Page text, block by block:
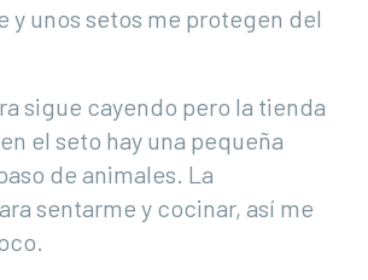
y unos setos me protegen del
sigue cayendo pero la tienda
el seto hay una pequeña
de animales. La
sentarme y cocinar, así me